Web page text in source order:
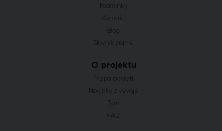
Podmínky
Kontakt
Blog
Slovník pojmů
O projektu
Mapa pokrytí
Novinky z vývoje
Tým
FAQ